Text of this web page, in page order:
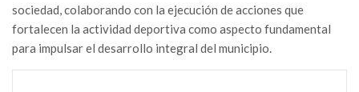
sociedad, colaborando con la ejecución de acciones que
fortalecen la actividad deportiva como aspecto fundamental
para impulsar el desarrollo integral del municipio.